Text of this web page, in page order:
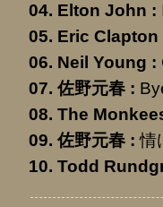
Elton John :
Eric Clapton
Neil Young :
佐野元春 :
The
佐野元春 : 情
Todd